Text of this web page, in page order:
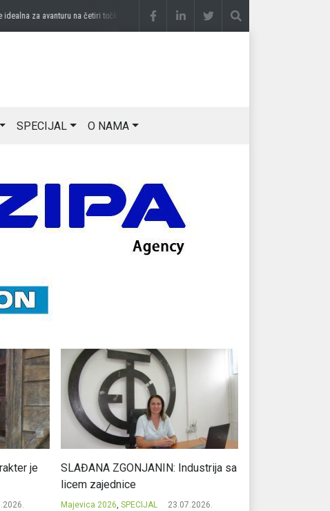
za avanturu na četiri točkaprije 2 sedmice DRAGAN OSTOJIĆ: Moj karakter je
SPECIJAL O NAMA
je
SLAĐANA ZGONJANIN: Industrija sa
licem zajednice
Majevica 2026, SPECIJAL 23.07.2026.